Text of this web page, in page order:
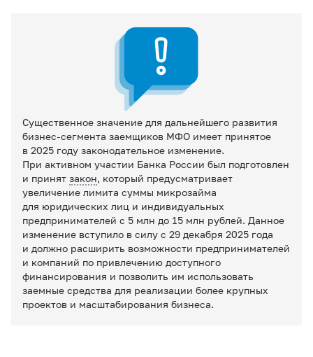
Существенное значение для дальнейшего развития
бизнес-сегмента заемщиков МФО имеет принятое
в 2025 году законодательное изменение.
При активном участии Банка России был подготовлен
и принят закон, который предусматривает
увеличение лимита суммы микрозайма
для юридических лиц и индивидуальных
предпринимателей с 5 млн до 15 млн рублей. Данное
изменение вступило в силу с 29 декабря 2025 года
и должно расширить возможности предпринимателей
и компаний по привлечению доступного
финансирования и позволить им использовать
заемные средства для реализации более крупных
проектов и масштабирования бизнеса.